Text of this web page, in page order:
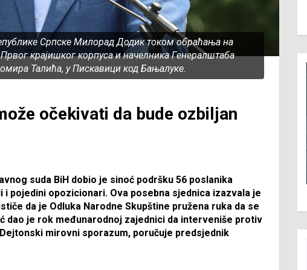
Српске Милорад Додик током обраћања на
крајишког корпуса и начелника Генералштаба
Талића, у Пискавици код Бањалуке.
očekivati da bude ozbiljan
suda BiH dobio je sinoć podršku 56 poslanika
pojedini opozicionari. Ova posebna sjednica izazvala je
da je Odluka Narodne Skupštine pružena ruka da se
dao je rok međunarodnoj zajednici da interveniše protiv
mirovni sporazum, poručuje predsjednik